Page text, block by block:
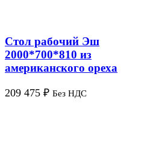
Стол рабочий Эш
2000*700*810 из
американского ореха
209 475 ₽ Без НДС